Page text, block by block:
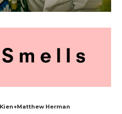
Kien+Matthew Herman